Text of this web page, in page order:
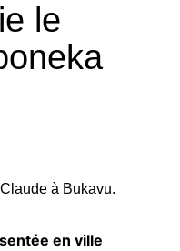
le
en ville